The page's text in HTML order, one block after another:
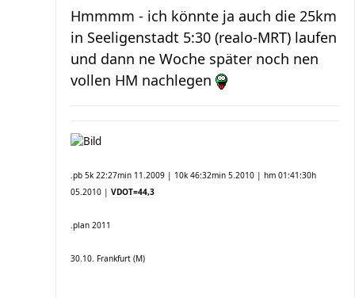
Hmmmm - ich könnte ja auch die 25km
in Seeligenstadt 5:30 (realo-MRT) laufen
und dann ne Woche später noch nen
vollen HM nachlegen
.pb 5k 22:27min 11.2009 | 10k 46:32min 5.2010 | hm 01:41:30h
05.2010 | VDOT=44,3
.plan 2011
30.10. Frankfurt (M)